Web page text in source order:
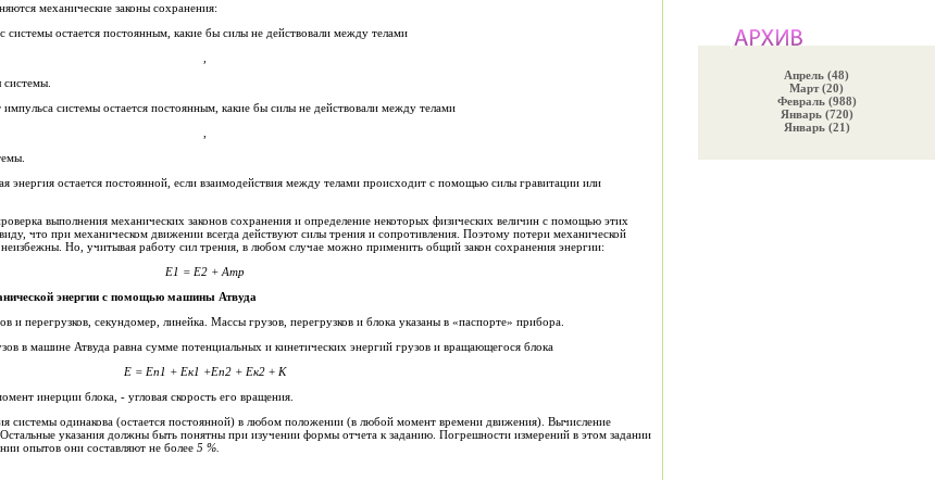
механические законы сохранения:
остается постоянным, какие бы силы не действовали между телами
системы остается постоянным, какие бы силы не действовали между телами
энергия остается постоянной, если взаимодействия между телами происходит с помощью силы гравитации или
выполнения механических законов сохранения и определение некоторых физических величин с помощью этих
что при механическом движении всегда действуют силы трения и сопротивления. Поэтому потери механической
энергии (переход ее во внутреннюю энергию) неизбежны. Но, учитывая работу сил трения, в любом случае можно применить общий закон сохранения энергии:
E1 = E2+ Aтр
энергии с помощью машины Атвуда
и перегрузков, секундомер, линейка. Массы грузов, перегрузков и блока указаны в «паспорте» прибора.
в машине Атвуда равна сумме потенциальных и кинетических энергий грузов и вращающегося блока
Е = Еп1 + Ек1 +Еп2+ Ек2+ К
энергия вращения блока, где - момент инерции блока, - угловая скорость его вращения.
системы одинакова (остается постоянной) в любом положении (в любой момент времени движения). Вычисление
Остальные указания должны быть понятны при изучении формы отчета к заданию. Погрешности измерений в этом задании
опытов они составляют не более 5 %.
Апрель (48)
Март (20)
Февраль (988)
Январь (720)
Январь (21)